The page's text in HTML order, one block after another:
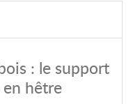
: le support
en hêtre